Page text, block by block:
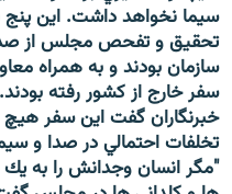
سيما نخواهد داشت. اين پنج
تحقيق و تفحص مجلس از
سازمان بودند و به همراه
سفر خارج از كشور رفته
خبرنگاران گفت اين سفر هيچ
تخلفات احتمالي در صدا و
"مگر انسان وجدانش را به